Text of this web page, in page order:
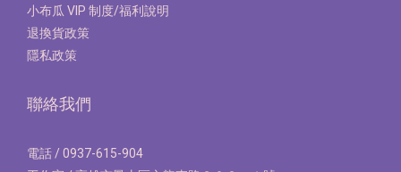
小布瓜 VIP 制度/福利說明
退換貨政策
隱私政策
聯絡我們
電話 / 0937-615-904